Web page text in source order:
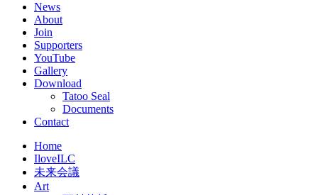
News
About
Join
Supporters
YouTube
Gallery
Download
Tatoo Seal
Documents
Contact
Home
IloveILC
未来会議
Art